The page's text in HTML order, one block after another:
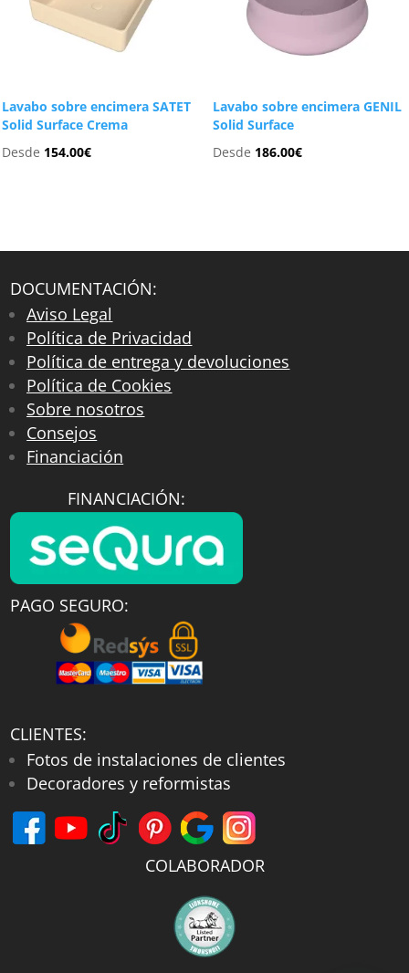
Lavabo sobre encimera SATET
Solid Surface Crema
Desde 154.00€
Lavabo sobre encimera GENIL
Solid Surface
Desde 186.00€
DOCUMENTACIÓN:
Aviso Legal
Política de Privacidad
Política de entrega y devoluciones
Política de Cookies
Sobre nosotros
Consejos
Financiación
FINANCIACIÓN:
PAGO SEGURO:
CLIENTES:
Fotos de instalaciones de clientes
Decoradores y reformistas
COLABORADOR